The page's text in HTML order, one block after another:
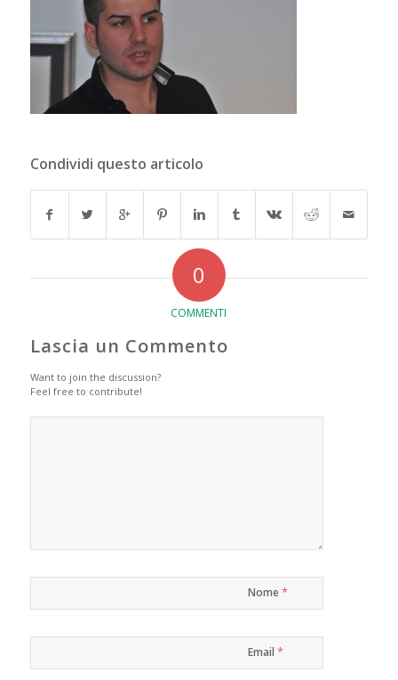
Condividi questo articolo
0
COMMENTI
Lascia un Commento
Want to join the discussion?
Feel free to contribute!
Nome*
Email *